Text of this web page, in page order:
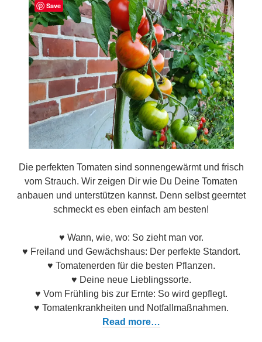
Die perfekten Tomaten sind sonnengewärmt und frisch
vom Strauch. Wir zeigen Dir wie Du Deine Tomaten
anbauen und unterstützen kannst. Denn selbst geerntet
schmeckt es eben einfach am besten!
♥ Wann, wie, wo: So zieht man vor.
♥ Freiland und Gewächshaus: Der perfekte Standort.
♥ Tomatenerden für die besten Pflanzen.
♥ Deine neue Lieblingssorte.
♥ Vom Frühling bis zur Ernte: So wird gepflegt.
♥ Tomatenkrankheiten und Notfallmaßnahmen.
Read more…
Save